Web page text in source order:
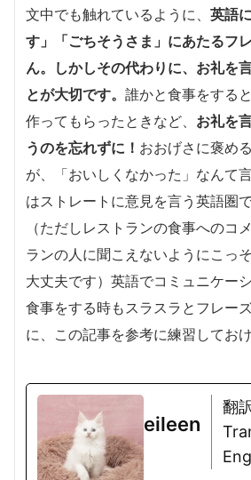
文中でも触れているように、 英語
す」「ごちそうさま」にあたるフ
ん。しかしその代わりに、 お礼を
とが大切です。 誰かと食事をする
作ってもらったときなど、 お礼を
うのを忘れずに！ おおげさに褒め
が、「おいしくなかった」なんて
はストレートに意見を言う英語圏
（ただしレストランの食事へのコ
ランの人に聞こえないようにこっ
大丈夫です）英語でコミュニケー
食事をする時もスラスラとフレー
に、この記事を参考に練習してお
eileen
翻